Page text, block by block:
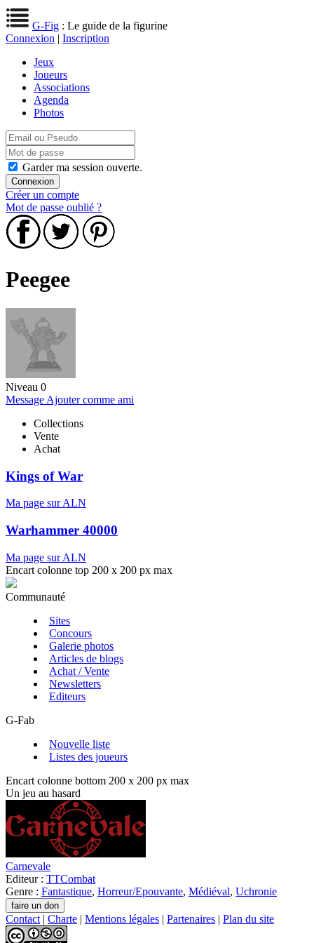
G-Fig : Le guide de la figurine
Connexion | Inscription
Jeux
Joueurs
Associations
Agenda
Photos
Garder ma session ouverte.
Créer un compte
Mot de passe oublié ?
Peegee
Niveau 0
Message Ajouter comme ami
Collections
Vente
Achat
Kings of War
Ma page sur ALN
Warhammer 40000
Ma page sur ALN
Encart colonne top 200 x 200 px max
Communauté
Sites
Concours
Galerie photos
Articles de blogs
Achat / Vente
Newsletters
Editeurs
G-Fab
Nouvelle liste
Listes des joueurs
Encart colonne bottom 200 x 200 px max
Un jeu au hasard
Carnevale
Editeur : TTCombat
Genre : Fantastique, Horreur/Epouvante, Médiéval, Uchronie
Contact | Charte | Mentions légales | Partenaires | Plan du site